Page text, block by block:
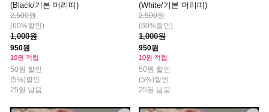
(Black/기본 머리띠)
2,500원
(60%할인)
1,000원
950원
10원 적립
50원 할인
(5%)할인
25일 남음
(White/기본 머리띠)
2,500원
(60%할인)
1,000원
950원
10원 적립
50원 할인
(5%)할인
25일 남음